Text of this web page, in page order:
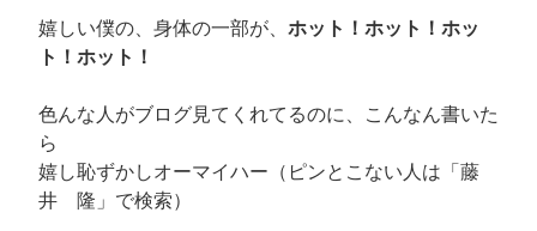
嬉しい僕の、身体の一部が、 ホット！ホット！ホッ
ト！ホット！
色んな人がブログ見てくれてるのに、こんなん書いた
ら
嬉し恥ずかしオーマイハー（ピンとこない人は「藤
井 隆」で検索）